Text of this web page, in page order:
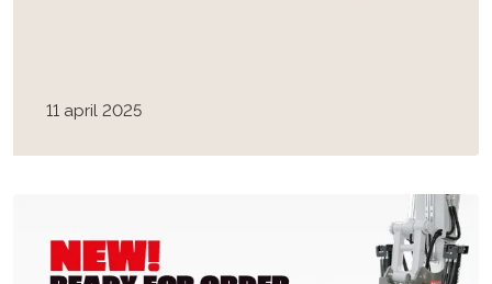
11 april 2025